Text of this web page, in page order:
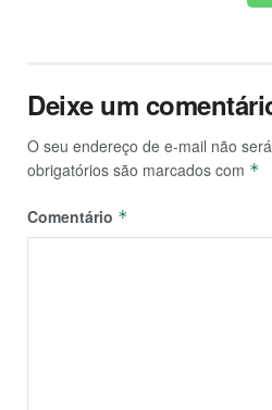
Deixe um
O seu endereço de e-mail não
obrigatórios são marcados com *
Comentário *